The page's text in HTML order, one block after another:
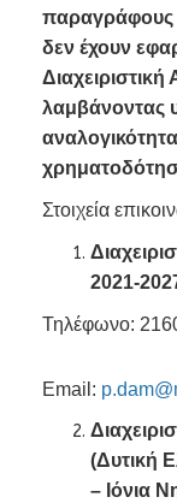
παραγράφους
δεν έχουν
λαμβάνοντας
Στοιχεία
2021-
Τηλέφωνο:
Email:
(Δυτική
– Ιόνια